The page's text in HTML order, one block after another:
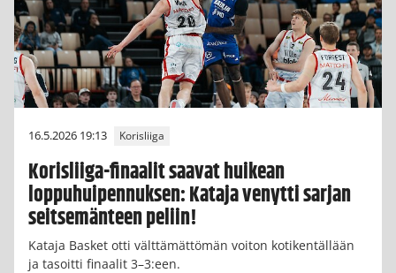
16.5.2026 19:13 Korisliiga
Korisliiga-finaalit saavat huikean
loppuhuipennuksen: Kataja venytti sarjan
seitsemänteen peliin!
Kataja Basket otti välttämättömän voiton kotikentällään
ja tasoitti finaalit 3–3:een.